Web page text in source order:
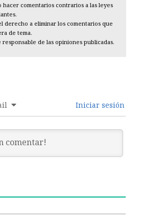
hacer comentarios contrarios a las leyes
derecho a eliminar los comentarios que
de tema.
responsable de las opiniones publicadas.
Iniciar sesión